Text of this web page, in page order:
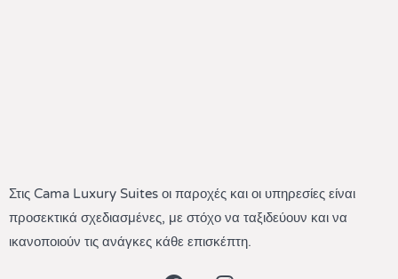
Στις Cama Luxury Suites οι παροχές και οι υπηρεσίες είναι
προσεκτικά σχεδιασμένες, με στόχο να ταξιδεύουν και να
ικανοποιούν τις ανάγκες κάθε επισκέπτη.